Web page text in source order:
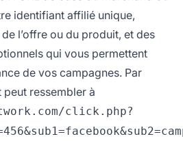
identifiant affilié unique,
l’offre ou du produit, et des
qui vous permettent
de vos campagnes. Par
ressembler à
click.php?